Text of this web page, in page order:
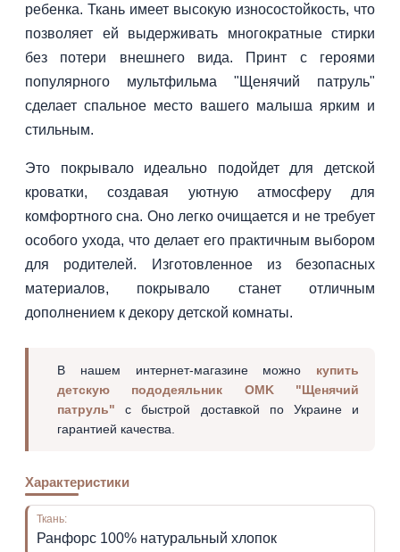
ребенка. Ткань имеет высокую износостойкость, что
позволяет ей выдерживать многократные стирки
без потери внешнего вида. Принт с героями
популярного мультфильма "Щенячий патруль"
сделает спальное место вашего малыша ярким и
стильным.
Это покрывало идеально подойдет для детской
кроватки, создавая уютную атмосферу для
комфортного сна. Оно легко очищается и не требует
особого ухода, что делает его практичным выбором
для родителей. Изготовленное из безопасных
материалов, покрывало станет отличным
дополнением к декору детской комнаты.
В нашем интернет-магазине можно купить
детскую пододеяльник OMK "Щенячий
патруль"с быстрой доставкой по Украине и
гарантией качества.
Характеристики
Ткань:
Ранфорс 100% натуральный хлопок